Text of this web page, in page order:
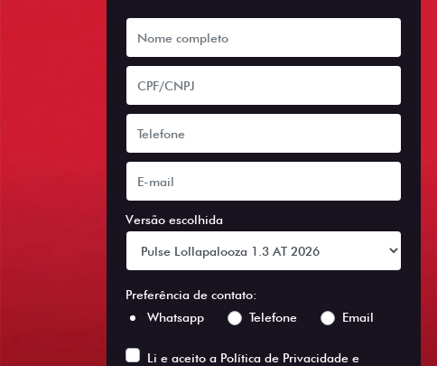
Versão escolhida
Preferência de contato:
Whatsapp
Telefone Email
Li e aceito a Política de Privacidade e